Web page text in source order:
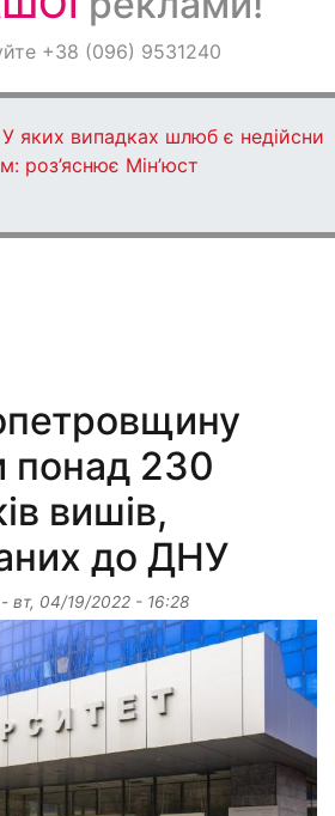
+38 (096) 9531240
У яких випадках шлюб є
роз’яснює Мін’юст
понад 230
вишів,
до ДНУ
- вт, 04/19/2022 - 16:28